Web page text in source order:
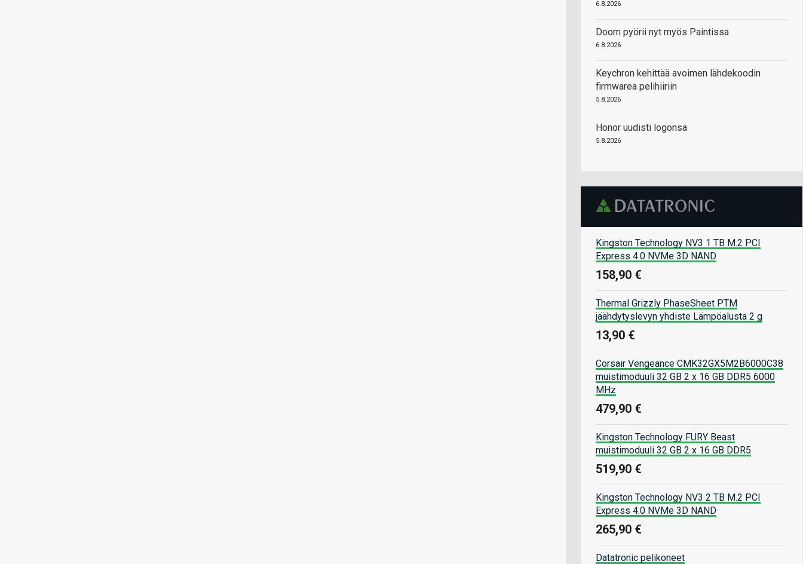
6.8.2026
Doom pyörii nyt myös Paintissa
6.8.2026
Keychron kehittää avoimen lähdekoodin
firmwarea pelihiiriin
5.8.2026
Honor uudisti logonsa
5.8.2026
Kingston Technology NV3 1 TB M.2 PCI
Express 4.0 NVMe 3D NAND
158,90 €
Thermal Grizzly PhaseSheet PTM
jäähdytyslevyn yhdiste Lämpöalusta 2 g
13,90 €
Corsair Vengeance CMK32GX5M2B6000C38
muistimoduuli 32 GB 2 x 16 GB DDR5 6000
MHz
479,90 €
Kingston Technology FURY Beast
muistimoduuli 32 GB 2 x 16 GB DDR5
519,90 €
Kingston Technology NV3 2 TB M.2 PCI
Express 4.0 NVMe 3D NAND
265,90 €
Datatronic pelikoneet